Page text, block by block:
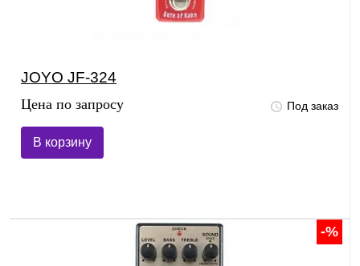
JOYO JF-324
Цена по запросу Под заказ
В корзину
-%